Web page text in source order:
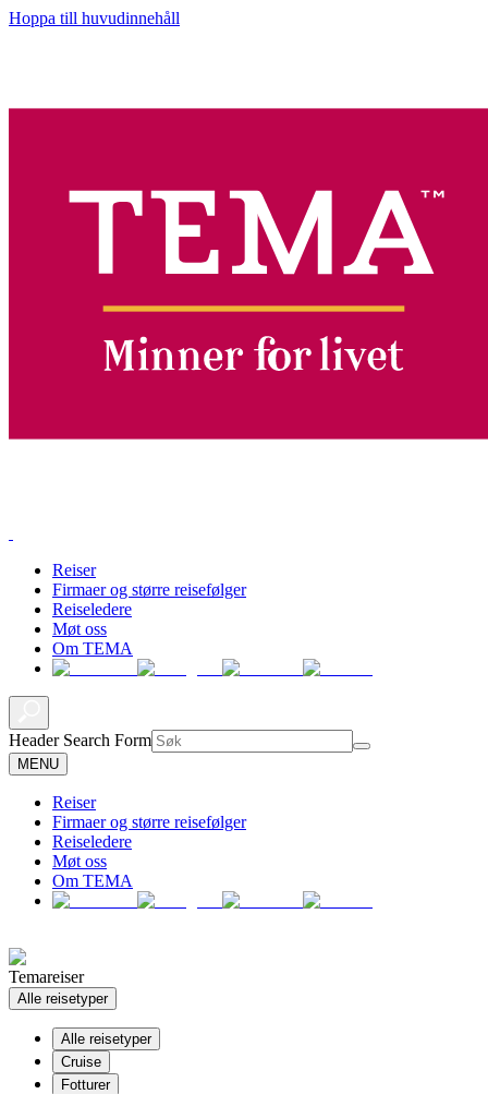
Hoppa till huvudinnehåll
Reiser
Firmaer og større reisefølger
Reiseledere
Møt oss
Om TEMA
Header Search Form
MENU
Reiser
Firmaer og større reisefølger
Reiseledere
Møt oss
Om TEMA
Temareiser
Alle reisetyper
Alle reisetyper
Cruise
Fotturer